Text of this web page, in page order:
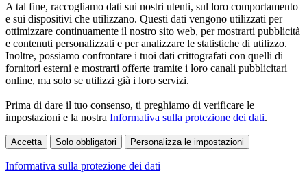
A tal fine, raccogliamo dati sui nostri utenti, sul loro comportamento
e sui dispositivi che utilizzano. Questi dati vengono utilizzati per
ottimizzare continuamente il nostro sito web, per mostrarti pubblicità
e contenuti personalizzati e per analizzare le statistiche di utilizzo.
Inoltre, possiamo confrontare i tuoi dati crittografati con quelli di
fornitori esterni e mostrarti offerte tramite i loro canali pubblicitari
online, ma solo se utilizzi già i loro servizi.
Prima di dare il tuo consenso, ti preghiamo di verificare le
impostazioni e la nostra Informativa sulla protezione dei dati.
Accetta Solo obbligatori Personalizza le impostazioni
Informativa sulla protezione dei dati